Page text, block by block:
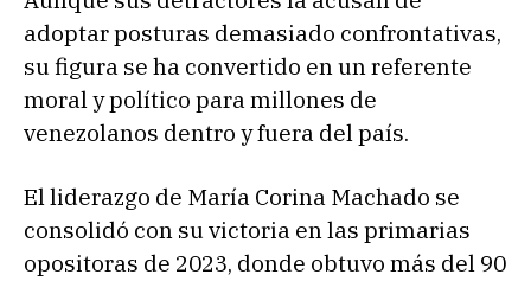
adoptar posturas demasiado confrontativas,
su figura se ha convertido en un referente
moral y político para millones de
venezolanos dentro y fuera del país.
El liderazgo de María Corina Machado se
consolidó con su victoria en las primarias
opositoras de 2023, donde obtuvo más del 90